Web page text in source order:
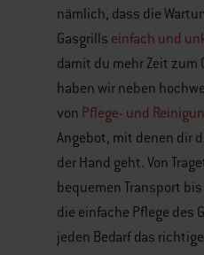
nämlich, dass die
Gasgrills einfach und
damit du mehr Zeit zum
haben wir neben
von Pflege- und
Angebot, mit denen dir
der Hand geht. Von
bequemen Transport
die einfache Pflege des
jeden Bedarf das